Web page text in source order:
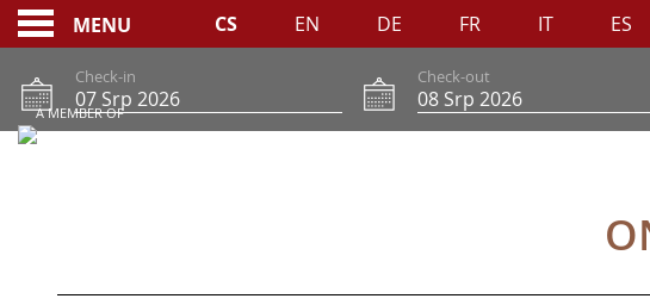
ONLINE REZERVACE
A MEMBER OF
MENU CS EN DE FR IT ES
Check-in Check-out